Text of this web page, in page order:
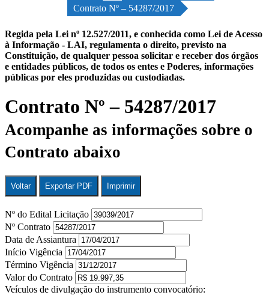
Contrato Nº – 54287/2017
Regida pela Lei nº 12.527/2011, e conhecida como Lei de Acesso
à Informação - LAI, regulamenta o direito, previsto na
Constituição, de qualquer pessoa solicitar e receber dos órgãos
e entidades públicos, de todos os entes e Poderes, informações
públicas por eles produzidas ou custodiadas.
Contrato Nº – 54287/2017
Acompanhe as informações sobre o
Contrato abaixo
Voltar Exportar PDF Imprimir
Nº do Edital Licitação
Nº Contrato
Data de Assiantura
Início Vigência
Término Vigência
Valor do Contrato
Veículos de divulgação do instrumento convocatório: